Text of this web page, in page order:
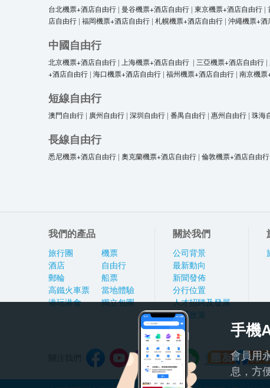
台北機票+酒店自由行 | 曼谷機票+酒店自由行 | 東京機票+酒店自由行 |
店自由行 | 福岡機票+酒店自由行 | 札幌機票+酒店自由行 | 沖繩機票+酒
中國自由行
北京機票+酒店自由行 | 上海機票+酒店自由行 | 三亞機票+酒店自由行 |
+酒店自由行 | 海口機票+酒店自由行 | 福州機票+酒店自由行 | 南京機票
短線自由行
澳門自由行 | 廣州自由行 | 深圳自由行 | 番禺自由行 | 惠州自由行 | 珠海
長線自由行
悉尼機票+酒店自由行 | 奧克蘭機票+酒店自由行 | 倫敦機票+酒店自由行
我們的產品
旅行團
酒店
郵輪
高鐵火車票
港玩港食
機票
自由行
船票
當地體驗
獨立包團
關於我們
公司背景
最新動向
新聞發佈
分行位置
人才招聘及發展
私隱政策
手機
會員用
息，方